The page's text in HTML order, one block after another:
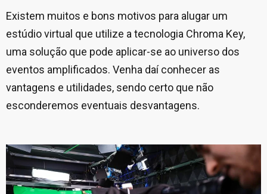
Existem muitos e bons motivos para alugar um
estúdio virtual que utilize a tecnologia Chroma Key,
uma solução que pode aplicar-se ao universo dos
eventos amplificados. Venha daí conhecer as
vantagens e utilidades, sendo certo que não
esconderemos eventuais desvantagens.